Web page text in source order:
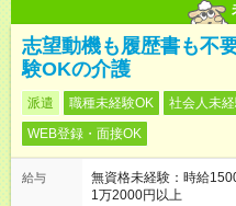
志望動機も履歴書も不
験OKの介護
派遣 職種未経験OK 社会人未
WEB登録・面接OK
給与
無資格未経験：時給
1万2000円以上